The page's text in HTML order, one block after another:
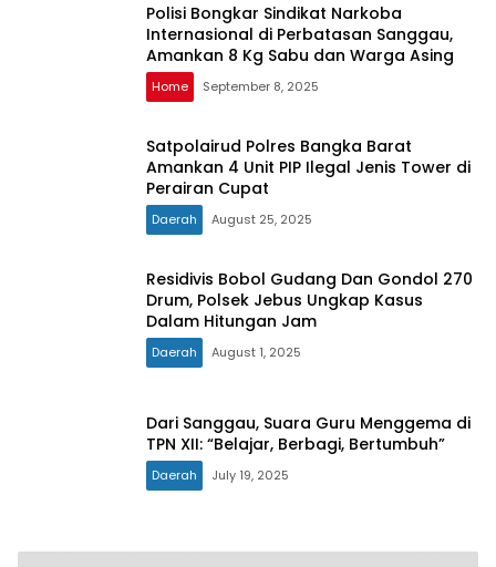
Polisi Bongkar Sindikat Narkoba
Internasional di Perbatasan Sanggau,
Amankan 8 Kg Sabu dan Warga Asing
Home September 8, 2025
Satpolairud Polres Bangka Barat
Amankan 4 Unit PIP Ilegal Jenis Tower di
Perairan Cupat
Daerah August 25, 2025
Residivis Bobol Gudang Dan Gondol 270
Drum, Polsek Jebus Ungkap Kasus
Dalam Hitungan Jam
Daerah August 1, 2025
Dari Sanggau, Suara Guru Menggema di
TPN XII: “Belajar, Berbagi, Bertumbuh”
Daerah July 19, 2025